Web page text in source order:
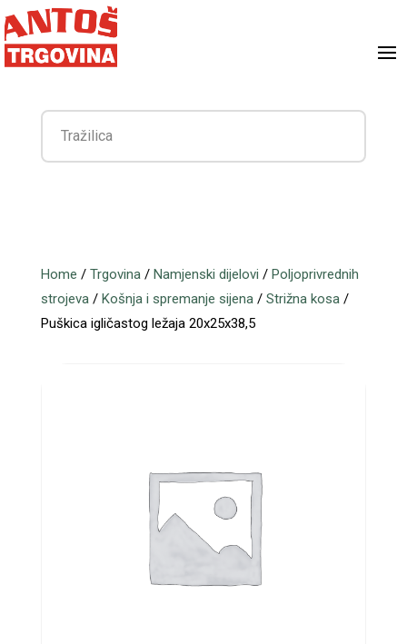
Home / Trgovina / Namjenski dijelovi / Poljoprivrednih
strojeva / Košnja i spremanje sijena / Strižna kosa /
Puškica igličastog ležaja 20x25x38,5